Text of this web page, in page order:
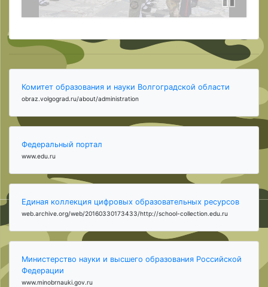
Комитет образования и науки Волгоградской области
obraz.volgograd.ru/about/administration
Федеральный портал
www.edu.ru
Единая коллекция цифровых образовательных ресурсов
web.archive.org/web/20160330173433/http://school-collection.edu.ru
Министерство науки и высшего образования Российской
Федерации
www.minobrnauki.gov.ru